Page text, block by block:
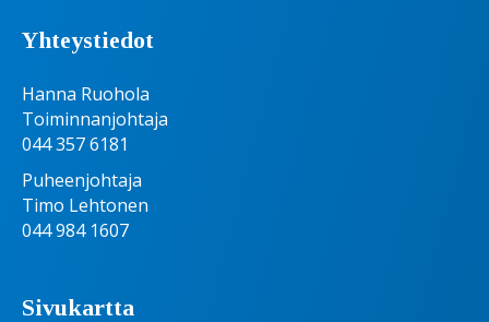
Yhteystiedot
Hanna Ruohola
Toiminnanjohtaja
044 357 6181
Puheenjohtaja
Timo Lehtonen
044 984 1607
Sivukartta